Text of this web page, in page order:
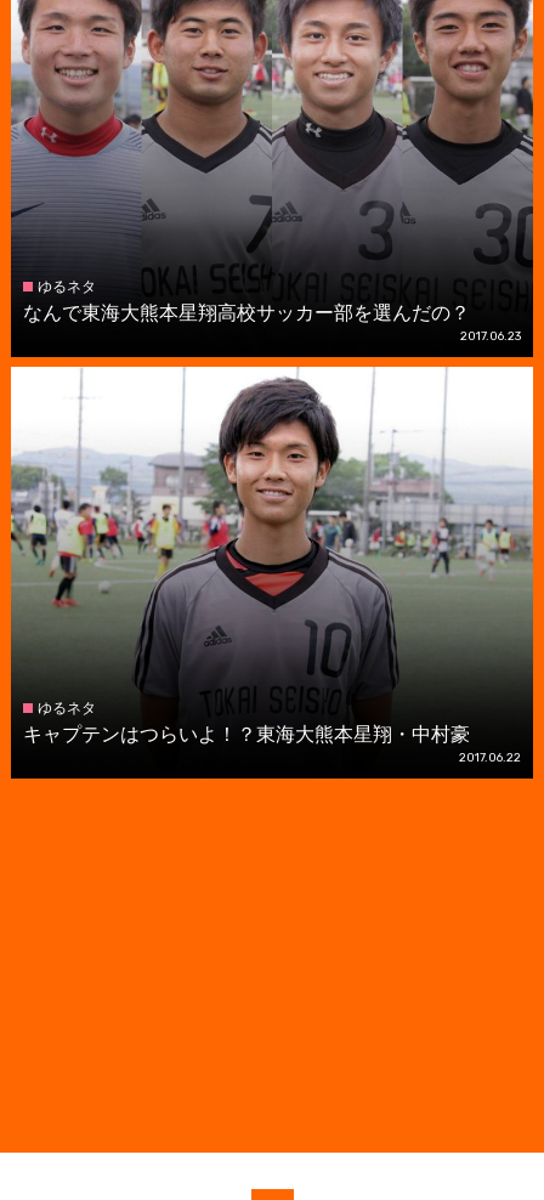
ゆるネタ
なんで東海大熊本星翔高校サッカー部を選んだの？
2017.06.23
ゆるネタ
キャプテンはつらいよ！？東海大熊本星翔・中村豪
2017.06.22